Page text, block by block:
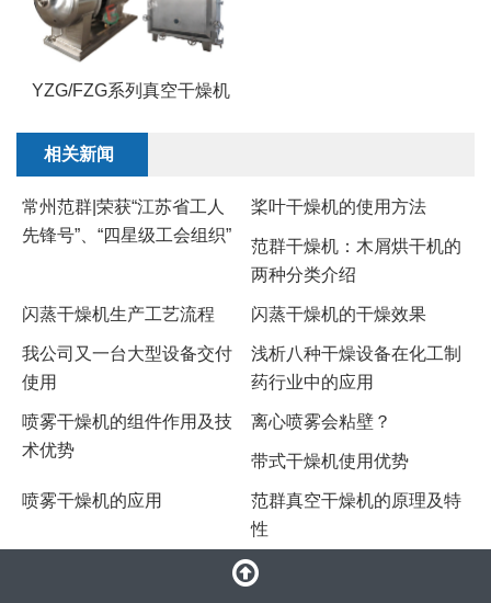
YZG/FZG系列真空干燥机
相关新闻
常州范群|荣获“江苏省工人
先锋号”、“四星级工会组织”
桨叶干燥机的使用方法
范群干燥机：木屑烘干机的
两种分类介绍
闪蒸干燥机生产工艺流程 闪蒸干燥机的干燥效果
我公司又一台大型设备交付
使用
浅析八种干燥设备在化工制
药行业中的应用
喷雾干燥机的组件作用及技
术优势
离心喷雾会粘壁？
带式干燥机使用优势
​喷雾干燥机的应用
​范群真空干燥机的原理及特
性